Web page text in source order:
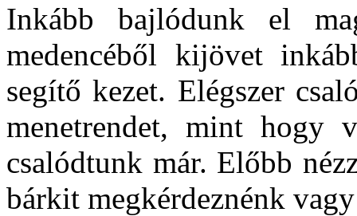
Inkább bajlódunk el
medencéből kijövet
segítő kezet. Elégszer
menetrendet, mint hogy
csalódtunk már. Előbb
bárkit megkérdeznénk